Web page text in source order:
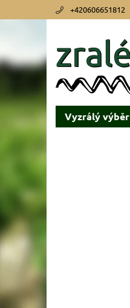
+420606651812
Vyzrálý výběr